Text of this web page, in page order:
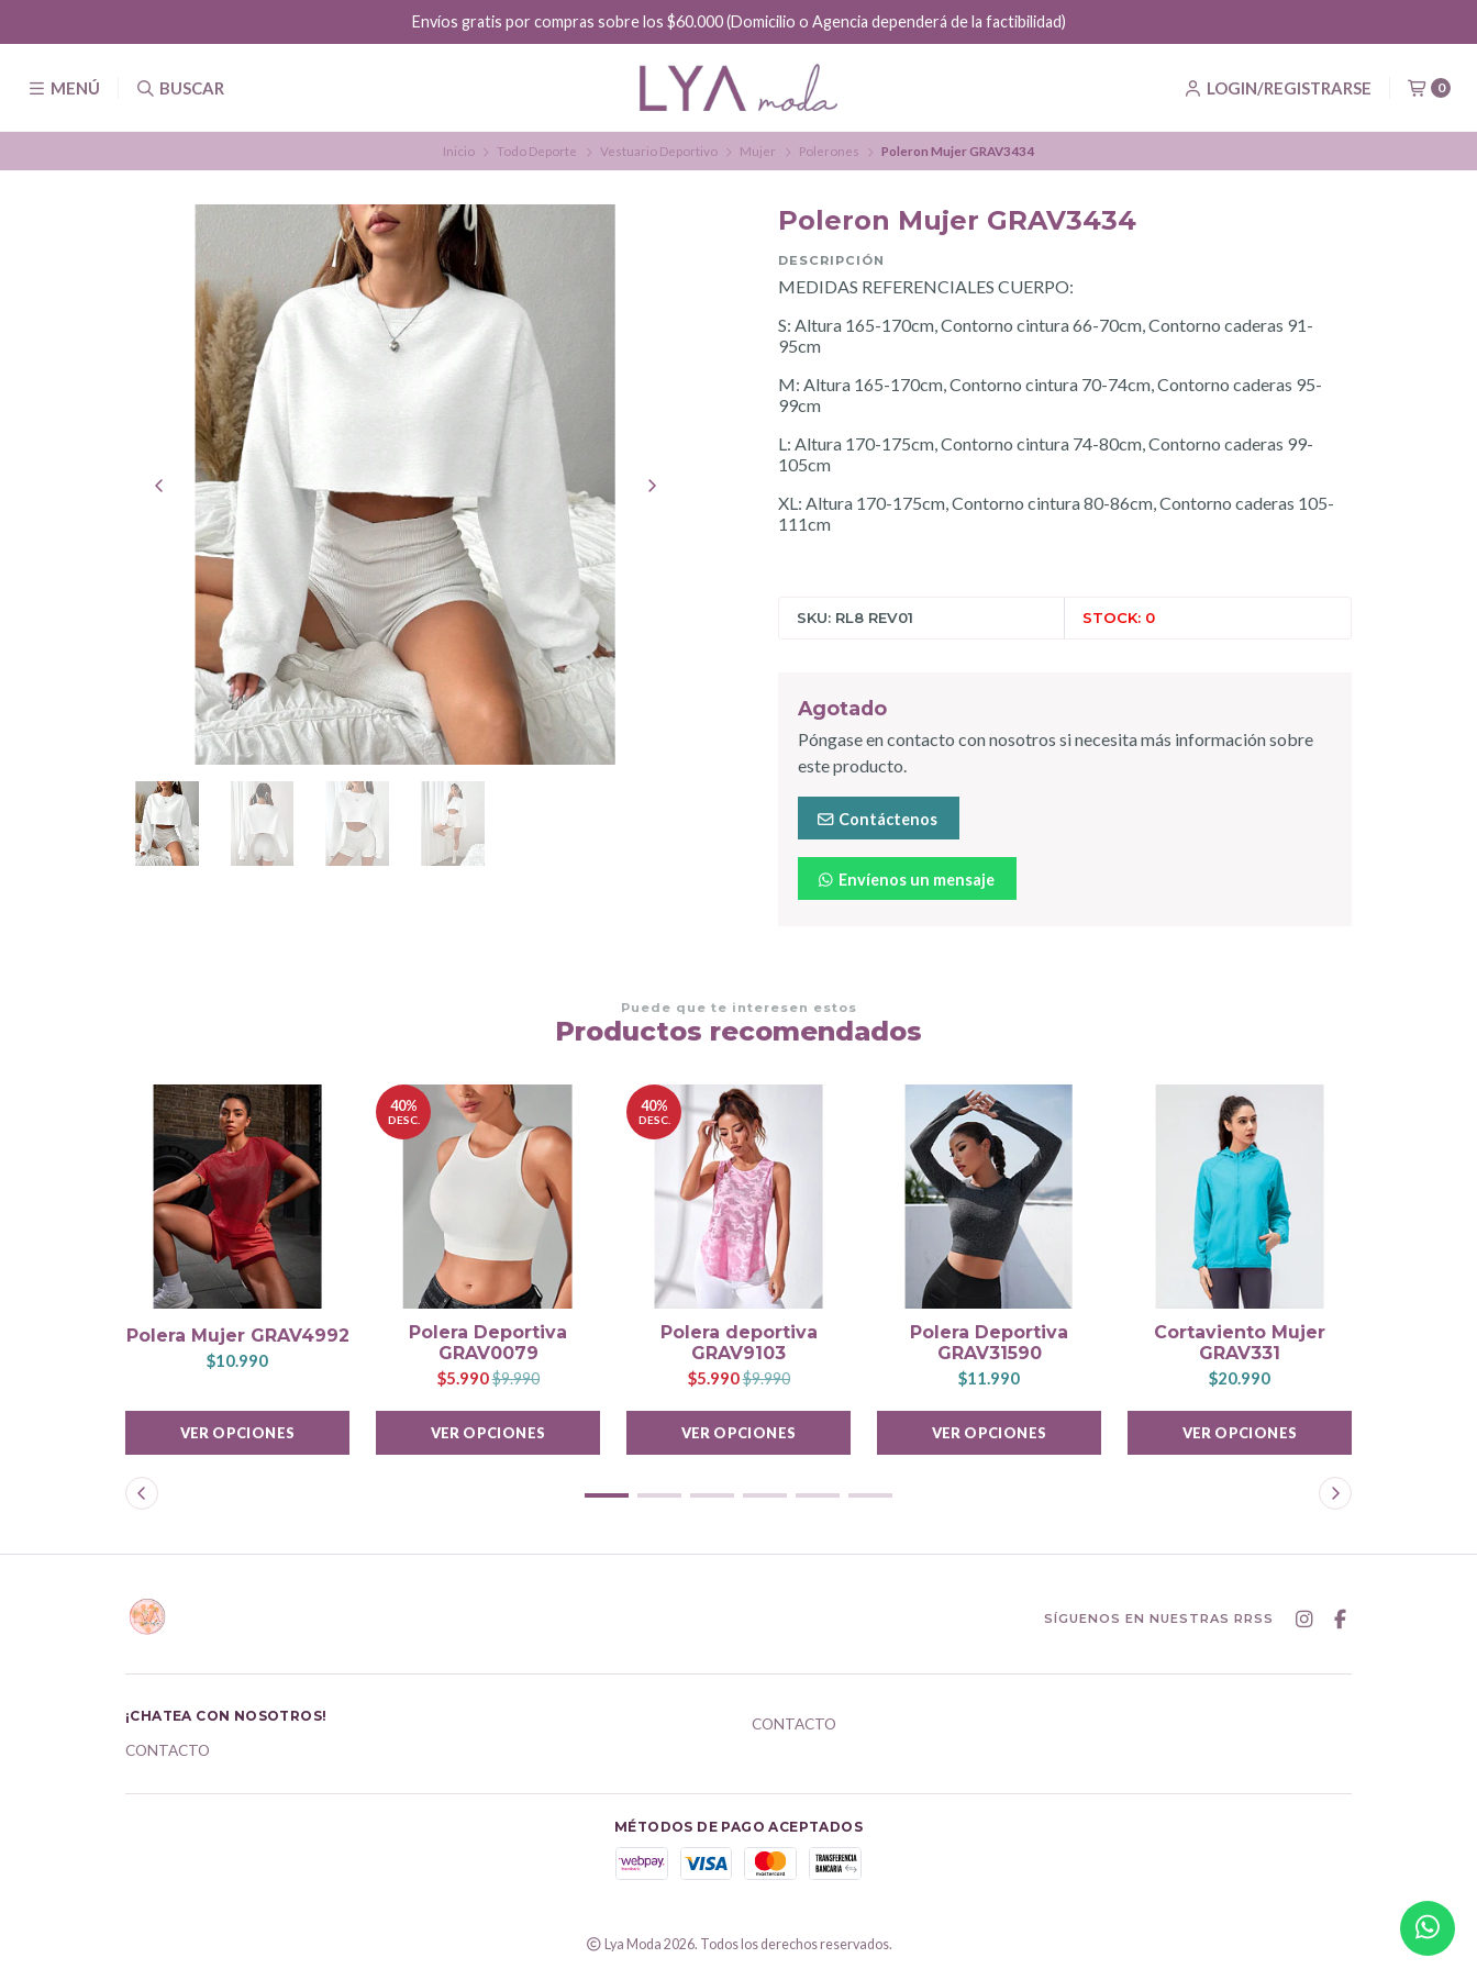
MENÚ BUSCAR LOGIN/REGISTRARSE 0
Envíos gratis por compras sobre los $60.000 (Domicilio o Agencia dependerá de la factibilidad)
Inicio Todo Deporte Vestuario Deportivo Mujer Polerones Poleron Mujer GRAV3434
Poleron Mujer GRAV3434
DESCRIPCIÓN
MEDIDAS REFERENCIALES CUERPO:
S: Altura 165-170cm, Contorno cintura 66-70cm, Contorno caderas 91-
95cm
M: Altura 165-170cm, Contorno cintura 70-74cm, Contorno caderas 95-
99cm
L: Altura 170-175cm, Contorno cintura 74-80cm, Contorno caderas 99-
105cm
XL: Altura 170-175cm, Contorno cintura 80-86cm, Contorno caderas 105-
111cm
SKU: RL8 REV01 STOCK: 0
Agotado
Póngase en contacto con nosotros si necesita más información sobre
este producto.
Contáctenos
Envíenos un mensaje
Puede que te interesen estos
Productos recomendados
Polera Mujer GRAV4992
$10.990
VER OPCIONES
40%
DESC.
Polera Deportiva
GRAV0079
$5.990$9.990
VER OPCIONES
40%
DESC.
Polera deportiva
GRAV9103
$5.990$9.990
VER OPCIONES
Polera Deportiva
GRAV31590
$11.990
VER OPCIONES
Cortaviento Mujer
GRAV331
$20.990
VER OPCIONES
SÍGUENOS EN NUESTRAS RRSS
¡CHATEA CON NOSOTROS!
CONTACTO
CONTACTO
MÉTODOS DE PAGO ACEPTADOS
Lya Moda 2026. Todos los derechos reservados.